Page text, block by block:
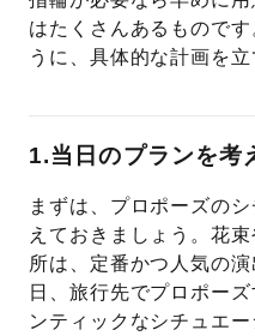
はたくさんあるもので
うに、具体的な計画を立
1.当日のプランを考
まずは、プロポーズの
えておきましょう。花
所は、定番かつ人気の
日、旅行先でプロポー
ンティックなシチュエ